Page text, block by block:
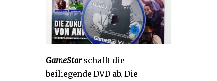
GameStarschafft die
beiliegende DVD ab. Die